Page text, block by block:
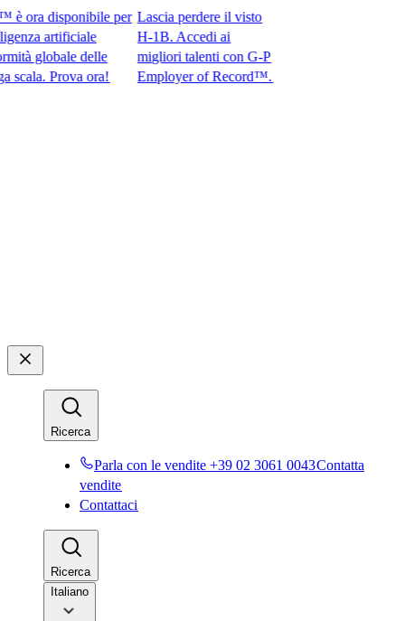
disponibile per
artificiale
globale delle
Prova ora!​​
Lascia perdere il visto
H-1B. Accedi ai
migliori talenti con G-P
Employer of Record™.​​
Ricerca​​
Parla con le vendite +39 02 3061 0043​​Contatta
vendite​​
Contattaci​​
Ricerca​​
Italiano